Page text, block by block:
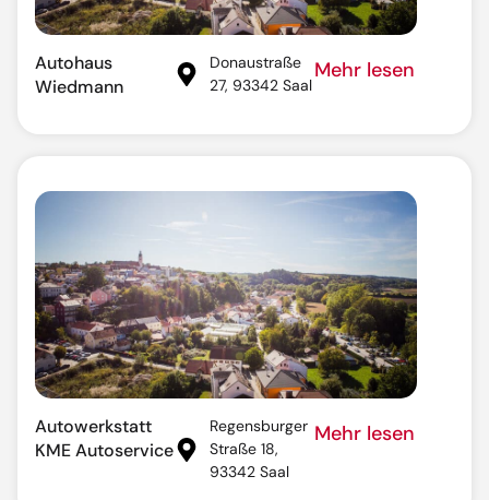
Autohaus
Wiedmann
Donaustraße
27, 93342 Saal
Mehr lesen
Autowerkstatt
KME Autoservice
Regensburger
Straße 18,
93342 Saal
Mehr lesen